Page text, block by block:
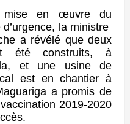
en œuvre du
la ministre
a révélé que deux
été construits, à
et une usine de
est en chantier à
a promis de
2019-2020